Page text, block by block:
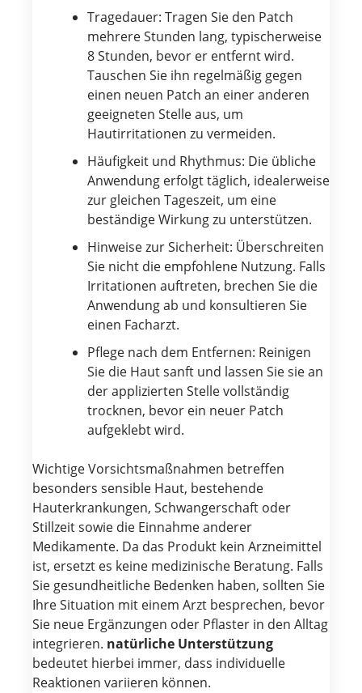
Tragedauer: Tragen Sie den Patch
mehrere Stunden lang, typischerweise
8 Stunden, bevor er entfernt wird.
Tauschen Sie ihn regelmäßig gegen
einen neuen Patch an einer anderen
geeigneten Stelle aus, um
Hautirritationen zu vermeiden.
Häufigkeit und Rhythmus: Die übliche
Anwendung erfolgt täglich, idealerweise
zur gleichen Tageszeit, um eine
beständige Wirkung zu unterstützen.
Hinweise zur Sicherheit: Überschreiten
Sie nicht die empfohlene Nutzung. Falls
Irritationen auftreten, brechen Sie die
Anwendung ab und konsultieren Sie
einen Facharzt.
Pflege nach dem Entfernen: Reinigen
Sie die Haut sanft und lassen Sie sie an
der applizierten Stelle vollständig
trocknen, bevor ein neuer Patch
aufgeklebt wird.
Wichtige Vorsichtsmaßnahmen betreffen
besonders sensible Haut, bestehende
Hauterkrankungen, Schwangerschaft oder
Stillzeit sowie die Einnahme anderer
Medikamente. Da das Produkt kein Arzneimittel
ist, ersetzt es keine medizinische Beratung. Falls
Sie gesundheitliche Bedenken haben, sollten Sie
Ihre Situation mit einem Arzt besprechen, bevor
Sie neue Ergänzungen oder Pflaster in den Alltag
integrieren. natürliche Unterstützung
bedeutet hierbei immer, dass individuelle
Reaktionen variieren können.